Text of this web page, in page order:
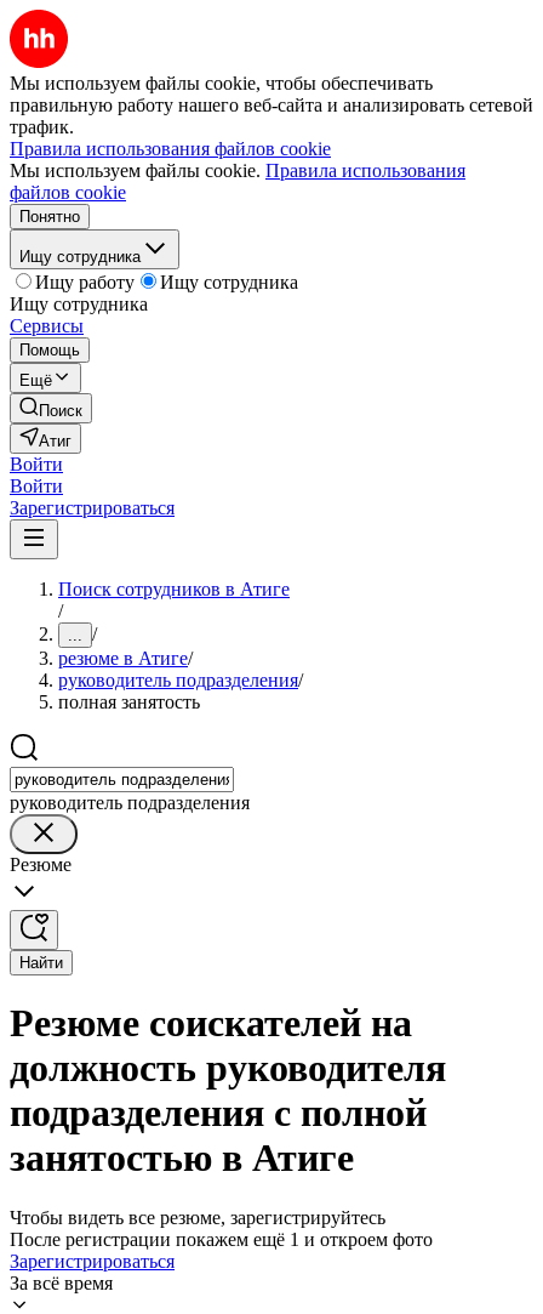
Мы используем файлы cookie, чтобы обеспечивать
правильную работу нашего веб-сайта и анализировать сетевой
трафик.
Правила использования файлов cookie
Мы используем файлы cookie. Правила использования
файлов cookie
Понятно
Ищу сотрудника
Ищу работу
Ищу сотрудника
Ищу сотрудника
Сервисы
Помощь
Ещё
Поиск
Атиг
Войти
Войти
Зарегистрироваться
Поиск сотрудников в Атиге
/
... /
резюме в Атиге/
руководитель подразделения/
полная занятость
руководитель подразделения
Резюме
Найти
Резюме соискателей на
должность руководителя
подразделения с полной
занятостью в Атиге
Чтобы видеть все резюме, зарегистрируйтесь
После регистрации покажем ещё 1 и откроем фото
Зарегистрироваться
За всё время